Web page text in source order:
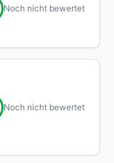
Noch nicht bewertet
Noch nicht bewertet